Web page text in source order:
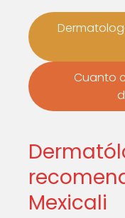
Cuanto
Mexicali